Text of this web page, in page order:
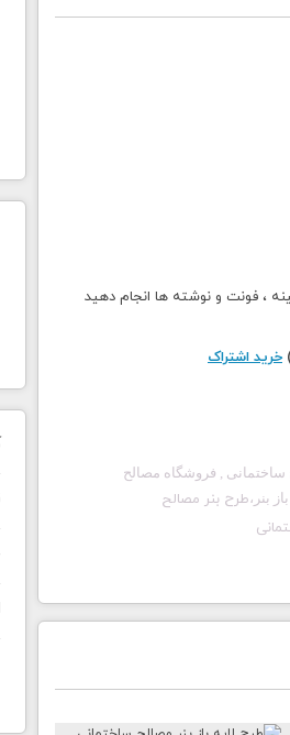
، فونت و نوشته ها انجام دهید
خرید اشتراک
ساختمانی , فروشگاه مصالح
بنر،طرح بنر مصالح